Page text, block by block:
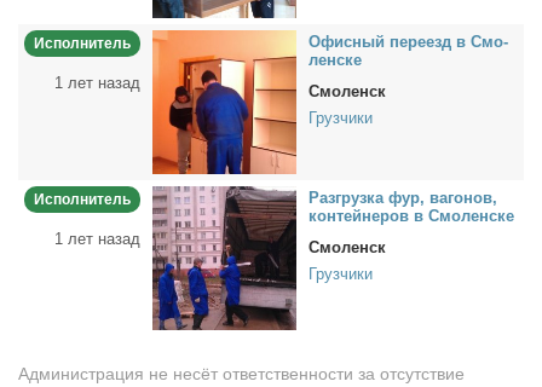
Исполнитель
1 лет назад
Офис­ный пе­ре­езд в Смо­
лен­ске
Смоленск
Грузчики
Исполнитель
1 лет назад
Раз­груз­ка фур, ва­го­нов,
кон­тей­не­ров в Смо­лен­ске
Смоленск
Грузчики
Администрация не несёт ответственности за отсутствие